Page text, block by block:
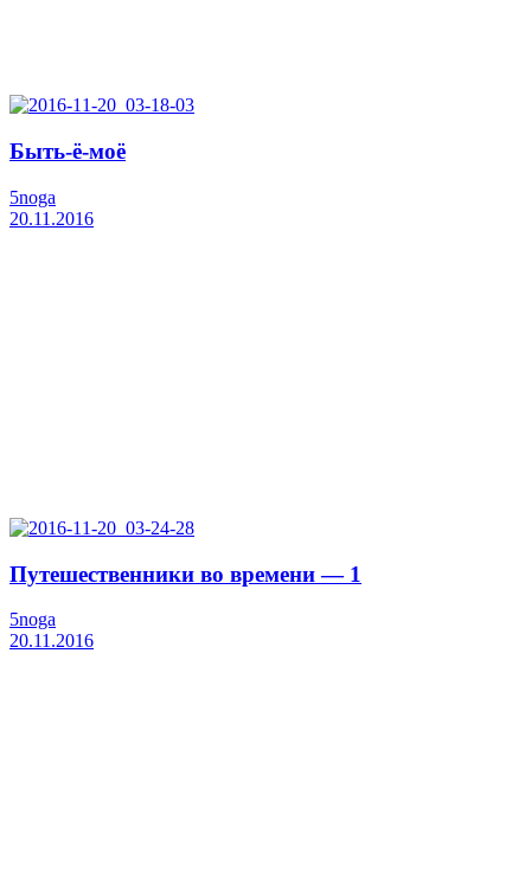
Быть-ё-моё
5noga
20.11.2016
Путешественники во времени — 1
5noga
20.11.2016